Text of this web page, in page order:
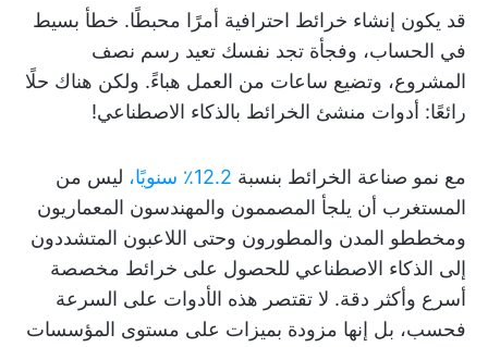
قد يكون إنشاء خرائط احترافية أمرًا محبطًا. خطأ بسيط
في الحساب، وفجأة تجد نفسك تعيد رسم نصف
المشروع، وتضيع ساعات من العمل هباءً. ولكن هناك حلًا
رائعًا: أدوات منشئ الخرائط بالذكاء الاصطناعي!
مع نمو صناعة الخرائط بنسبة 12.2٪ سنويًا،
ليس من
المستغرب أن يلجأ المصممون والمهندسون المعماريون
ومخططو المدن والمطورون وحتى اللاعبون المتشددون
إلى الذكاء الاصطناعي للحصول على خرائط مخصصة
أسرع وأكثر دقة. لا تقتصر هذه الأدوات على السرعة
فحسب، بل إنها مزودة بميزات على مستوى المؤسسات